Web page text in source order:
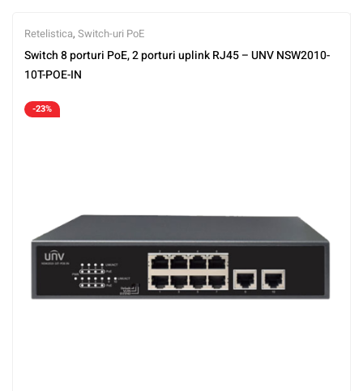
Retelistica, Switch-uri PoE
Switch 8 porturi PoE, 2 porturi uplink RJ45 – UNV NSW2010-
10T-POE-IN
-23%